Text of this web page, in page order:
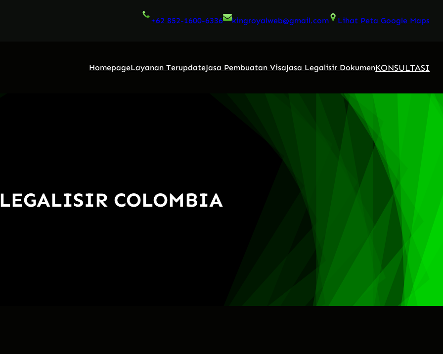
+62 852-1600-6336 kingroyalweb@gmail.com Lihat Peta Google Maps
HomepageLayanan TerupdateJasa Pembuatan VisaJasa Legalisir DokumenKONSULTASI
LEGALISIR COLOMBIA